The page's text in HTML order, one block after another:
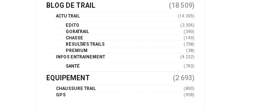
BLOG DE TRAIL (18 509)
ACTU TRAIL
(14 305)
EDITO
(3 354)
GORATRAIL
(390)
CHASSE
(149)
RÉSULTATS TRAILS
(738)
PREMIUM
(38)
INFOS ENTRAINEMENT
(4 232)
SANTÉ
(793)
EQUIPEMENT (2 693)
CHAUSSURE TRAIL
(800)
GPS
(958)